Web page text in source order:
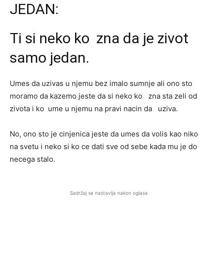
JEDAN:
Ti si neko ko zna da je zivot
samo jedan.
Umes da uzivas u njemu bez imalo sumnje ali ono sto
moramo da kazemo jeste da si neko ko zna sta zeli od
zivota i ko ume u njemu na pravi nacin da uziva.
No, ono sto je cinjenica jeste da umes da volis kao niko
na svetu i neko si ko ce dati sve od sebe kada mu je do
necega stalo.
Sadržaj se nastavlja nakon oglasa